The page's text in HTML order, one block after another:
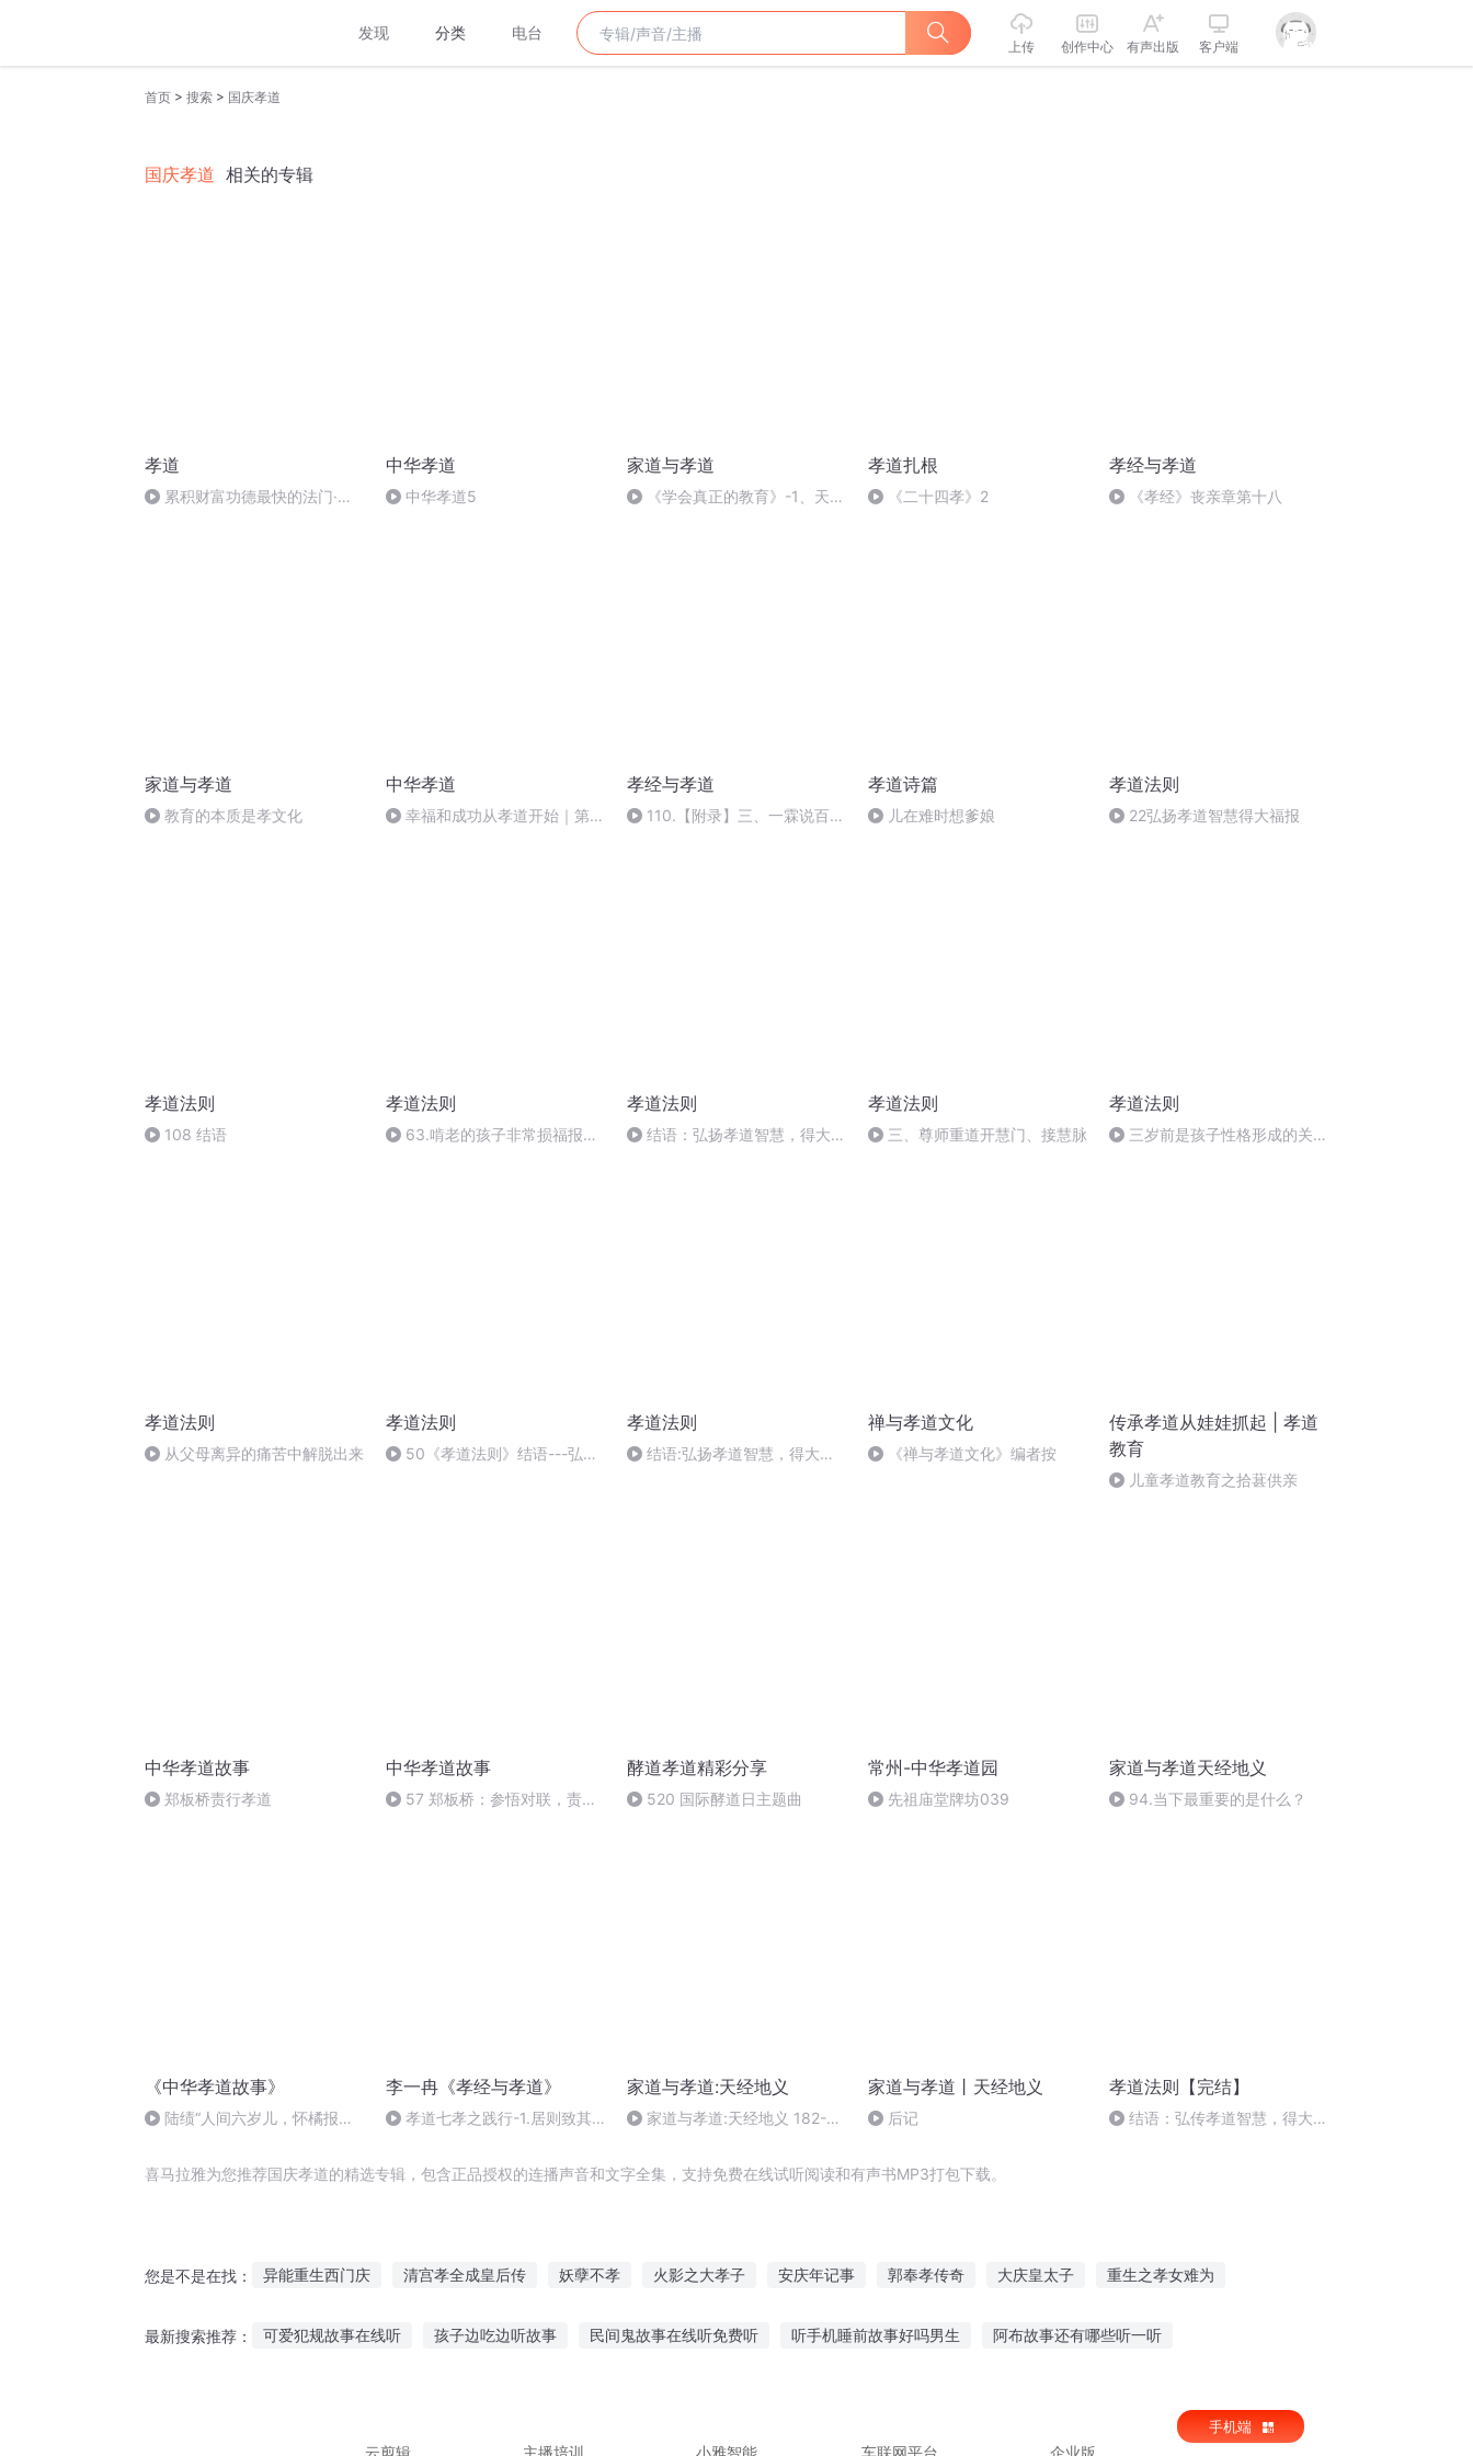
发现 分类 电台
上传 创作中心 有声出版 客户端
首页 > 搜索 > 国庆孝道
国庆孝道 相关的专辑
孝道
累积财富功德最快的法门·百
中华孝道
中华孝道5
家道与孝道
《学会真正的教育》-1、天伦
孝道扎根
《二十四孝》2
孝经与孝道
《孝经》丧亲章第十八
家道与孝道
教育的本质是孝文化
中华孝道
幸福和成功从孝道开始｜第4
孝经与孝道
110.【附录】三、一霖说百孝
孝道诗篇
儿在难时想爹娘
孝道法则
22弘扬孝道智慧得大福报
孝道法则
108 结语
孝道法则
63.啃老的孩子非常损福报、
孝道法则
结语：弘扬孝道智慧，得大福
孝道法则
三、尊师重道开慧门、接慧脉
孝道法则
三岁前是孩子性格形成的关键
孝道法则
从父母离异的痛苦中解脱出来
孝道法则
50《孝道法则》结语---弘传
孝道法则
结语:弘扬孝道智慧，得大福
禅与孝道文化
《禅与孝道文化》编者按
传承孝道从娃娃抓起 | 孝道
教育
儿童孝道教育之拾葚供亲
中华孝道故事
郑板桥责行孝道
中华孝道故事
57 郑板桥：参悟对联，责行
酵道孝道精彩分享
520 国际酵道日主题曲
常州-中华孝道园
先祖庙堂牌坊039
家道与孝道天经地义
94.当下最重要的是什么？
《中华孝道故事》
陆绩“人间六岁儿，怀橘报亲
李一冉《孝经与孝道》
孝道七孝之践行-1.居则致其
家道与孝道:天经地义
家道与孝道:天经地义 182-
家道与孝道丨天经地义
后记
孝道法则【完结】
结语：弘传孝道智慧，得大福
喜马拉雅为您推荐国庆孝道的精选专辑，包含正品授权的连播声音和文字全集，支持免费在线试听阅读和有声书MP3打包下载。
您是不是在找： 异能重生西门庆 清宫孝全成皇后传 妖孽不孝 火影之大孝子 安庆年记事 郭奉孝传奇 大庆皇太子 重生之孝女难为
最新搜索推荐： 可爱犯规故事在线听 孩子边吃边听故事 民间鬼故事在线听免费听 听手机睡前故事好吗男生 阿布故事还有哪些听一听
云剪辑
主播培训 小雅智能 车联网平台 企业版
手机端